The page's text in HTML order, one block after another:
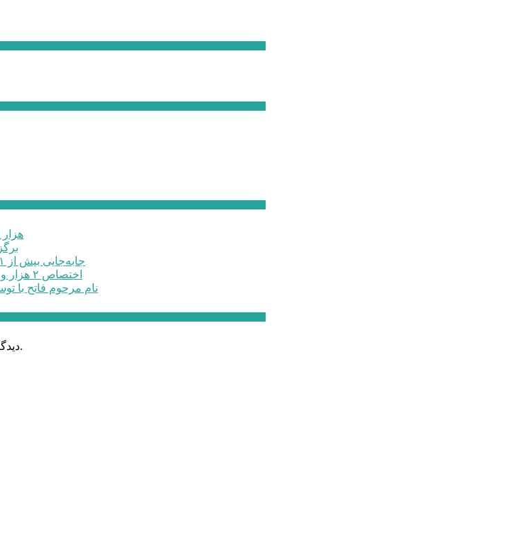
۶۰
جابه‌جایی بیش از ۱۱ هزار زائر اربعین از پایانه شهید کلانتری کرج به مرزهای ...
اختصاص ۲ هزار و ۳۶۰ میلیارد ریال برای تصفیه خانه فاضلاب صنعتی در البرز
نام مرحوم فاتح با
دیدگاه های ارسال شده توسط شما، پس از تایید توسط خبرگزاری الف در وب منتشر خواهد شد.